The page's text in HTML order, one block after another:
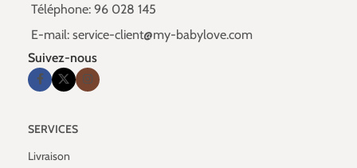
Téléphone: 96 028 145
E-mail: service-client@my-babylove.com
Suivez-nous
SERVICES
Livraison